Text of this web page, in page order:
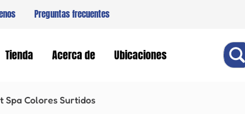
Preguntas frecuentes
Tienda Acerca de Ubicaciones
Spa Colores Surtidos